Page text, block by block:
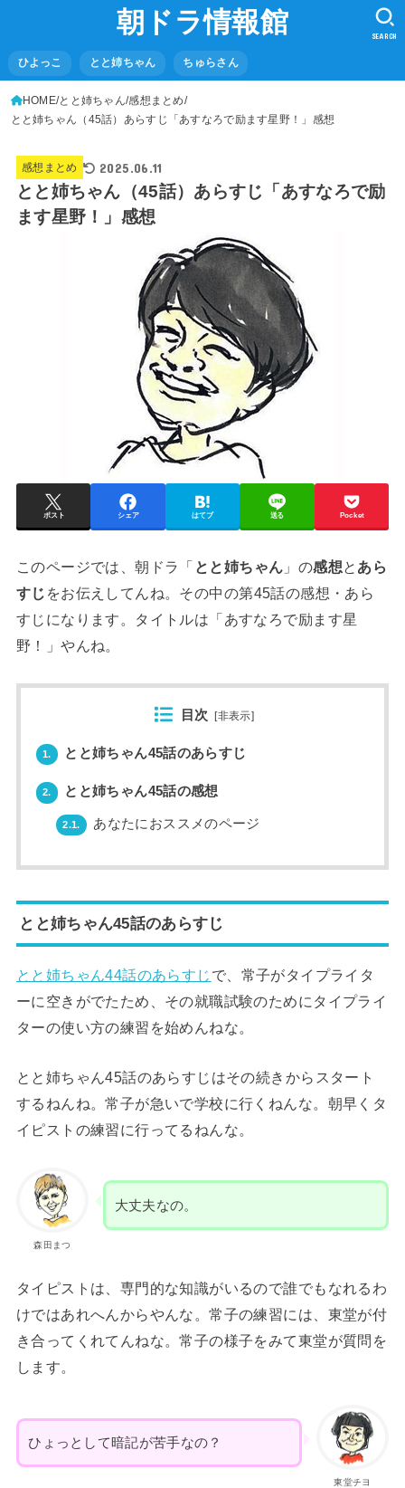
朝ドラ情報館
ひよっこ とと姉ちゃん ちゅらさん
SEARCH
HOME とと姉ちゃん 感想まとめ
とと姉ちゃん（45話）あらすじ「あすなろで励ます星野！」感想
感想まとめ 2025.06.11
とと姉ちゃん（45話）あらすじ「あすなろで励
ます星野！」感想
ポスト シェア はてブ 送る Pocket
このページでは、朝ドラ「 とと姉ちゃん 」の感想と あら
すじ をお伝えしてんね。その中の第45話の感想・あら
すじになります。タイトルは「あすなろで励ます星
野！」やんね。
目次 [非表示]
1. とと姉ちゃん45話のあらすじ
2. とと姉ちゃん45話の感想
2.1. あなたにおススメのページ
とと姉ちゃん45話のあらすじ
とと姉ちゃん44話のあらすじ で、常子がタイプライタ
ーに空きがでたため、その就職試験のためにタイプライ
ターの使い方の練習を始めんねな。
とと姉ちゃん45話のあらすじはその続きからスタート
するねんね。常子が急いで学校に行くねんな。朝早くタ
イピストの練習に行ってるねんな。
森田まつ
大丈夫なの。
タイピストは、専門的な知識がいるので誰でもなれるわ
けではあれへんからやんな。常子の練習には、東堂が付
き合ってくれてんねな。常子の様子をみて東堂が質問を
します。
東堂チヨ
ひょっとして暗記が苦手なの？